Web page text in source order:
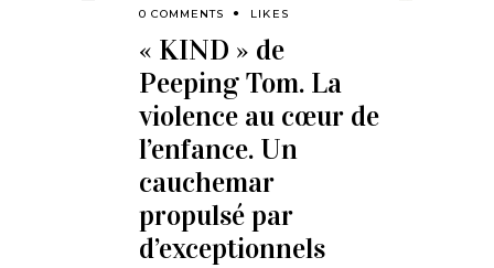
0 COMMENTS
LIKES
« KIND » de
Peeping Tom. La
violence au cœur de
l’enfance. Un
cauchemar
propulsé par
d’exceptionnels